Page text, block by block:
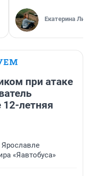
Екатерина
при атаке
12-летняя
«Яавтобуса»